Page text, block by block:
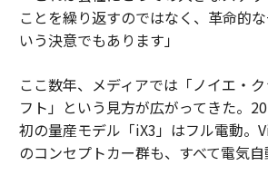
ことを繰り返すのではなく、革命的
いう決意でもあります」
ここ数年、メディアでは「ノイエ・
フト」という見方が広がってきた。
初の量産モデル「iX3」はフル電動。
のコンセプトカー群も、すべて電気自